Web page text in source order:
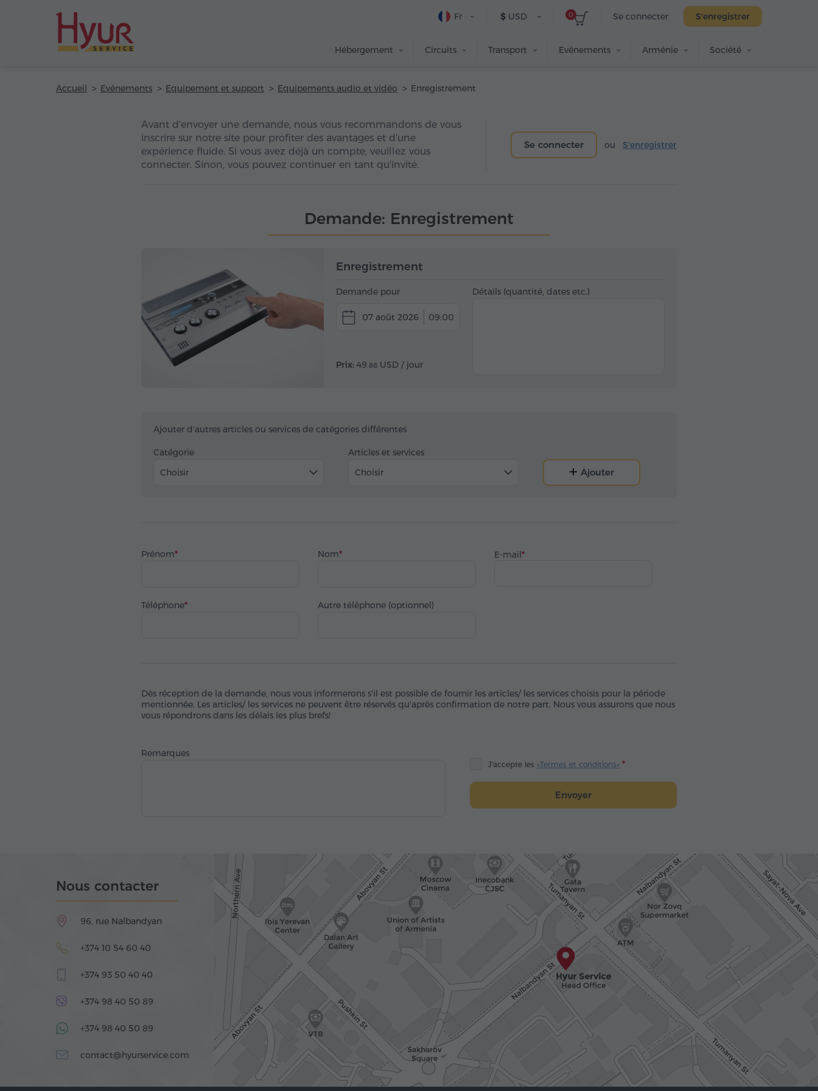
Se connecter S'enregistrer
0
$ USD
Fr
Hébergement Circuits Transport Evénements Arménie Société
Accueil Evénements Equipement et support Equipements audio et vidéo Enregistrement
Avant d'envoyer une demande, nous vous recommandons de vous
inscrire sur notre site pour profiter des avantages et d'une
expérience fluide. Si vous avez déjà un compte, veuillez vous
connecter. Sinon, vous pouvez continuer en tant qu'invité.
Se connecter ou S'enregistrer
Demande: Enregistrement
Enregistrement
Demande pour
07 août 2026 09:00
Prix: 49.88 USD / jour
Détails (quantité, dates etc.)
Ajouter d'autres articles ou services de catégories différentes
Catégorie
Choisir
Articles et services
Choisir
Ajouter
Prénom Nom E-mail
Téléphone Autre téléphone (optionnel)
Dès réception de la demande, nous vous informerons s'il est possible de fournir les articles/ les services choisis pour la période
mentionnée. Les articles/ les services ne peuvent être réservés qu'après confirmation de notre part. Nous vous assurons que nous
vous répondrons dans les délais les plus brefs!
Remarques
J'accepte les «Termes et conditions»
Envoyer
Nous contacter
96, rue Nalbandyan
+374 10 54 60 40
+374 93 50 40 40
+374 98 40 50 89
+374 98 40 50 89
contact@hyurservice.com